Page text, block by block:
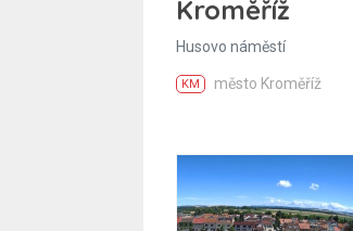
Kroměříž
Husovo náměstí
KM město Kroměříž